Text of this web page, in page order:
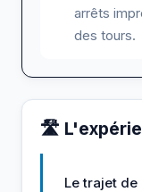
arrêts
des tours.
🛣️
Le trajet de